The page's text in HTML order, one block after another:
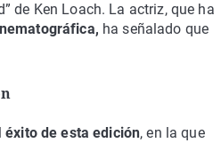
de Ken Loach. La actriz, que ha
ha señalado que
éxito de esta edición, en la que